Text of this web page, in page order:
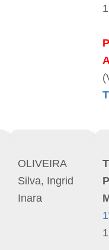
OLIVEIRA
Silva, Ingrid
Inara
1